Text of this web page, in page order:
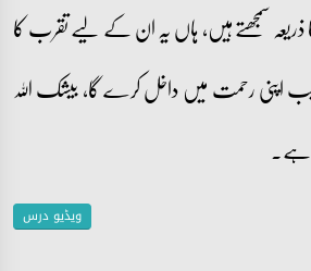
سمجھتے ہیں، ہاں یہ ان کے لیے تقرب کا
اپنی رحمت میں داخل کرے گا، بیشک اللہ
ہے۔
ویڈیو درس